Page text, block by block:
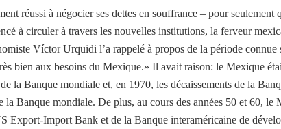
réussi à négocier ses dettes en souffrance – pour seulement
à circuler à travers les nouvelles institutions, la ferveur
Víctor Urquidi l’a rappelé à propos de la période
bien aux besoins du Mexique.» Il avait raison: le Mexique
la Banque mondiale et, en 1970, les décaissements de la
la Banque mondiale. De plus, au cours des années 50 et 60, le
Export-Import Bank et de la Banque interaméricaine de